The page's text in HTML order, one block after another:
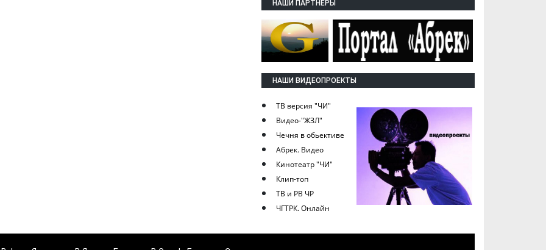
НАШИ ПАРТНЕРЫ
НАШИ ВИДЕОПРОЕКТЫ
ТВ версия "ЧИ"
Видео-"ЖЗЛ"
Чечня в обьективе
Абрек. Видео
Кинотеатр "ЧИ"
Клип-топ
ТВ и РВ ЧР
ЧГТРК. Онлайн